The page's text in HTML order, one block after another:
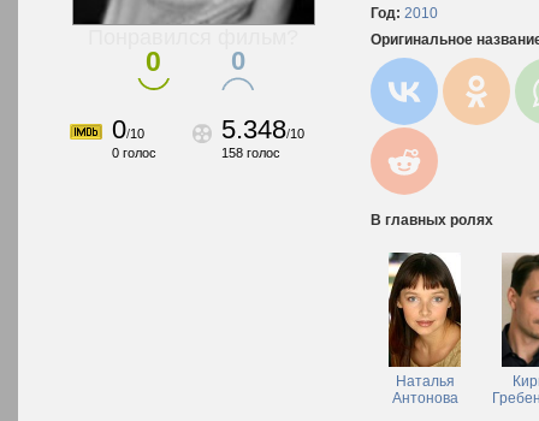
0 0
0/10
0 голос
5.348/10
158 голос
Год: 2010
Оригинальное
В главных ролях
Наталья
Антонова